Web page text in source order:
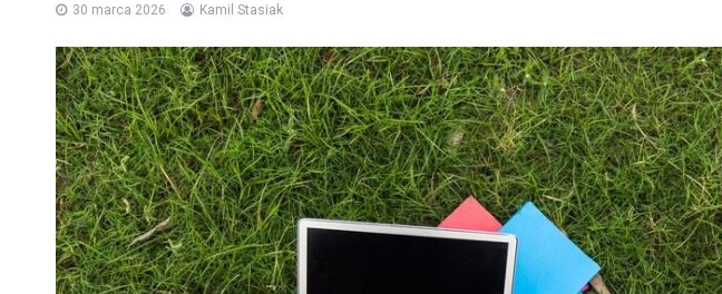
30 marca 2026 Kamil Stasiak